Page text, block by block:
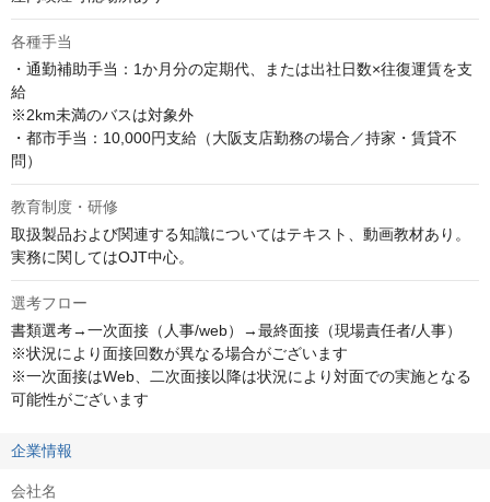
各種手当
・通勤補助手当：1か月分の定期代、または出社日数×往復運賃を支
給
※2km未満のバスは対象外
・都市手当：10,000円支給（大阪支店勤務の場合／持家・賃貸不
問）
教育制度・研修
取扱製品および関連する知識についてはテキスト、動画教材あり。
実務に関してはOJT中心。
選考フロー
書類選考→一次面接（人事/web）→最終面接（現場責任者/人事）
※状況により面接回数が異なる場合がございます
※一次面接はWeb、二次面接以降は状況により対面での実施となる
可能性がございます
企業情報
会社名